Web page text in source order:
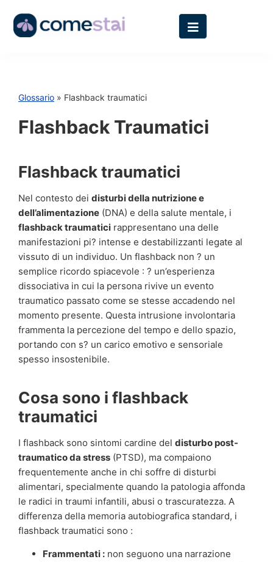
Glossario » Flashback traumatici
Flashback Traumatici
Flashback traumatici
Nel contesto dei disturbi della nutrizione e
dell’alimentazione (DNA) e della salute mentale, i
flashback traumatici rappresentano una delle
manifestazioni pi? intense e destabilizzanti legate al
vissuto di un individuo. Un flashback non ? un
semplice ricordo spiacevole : ? un’esperienza
dissociativa in cui la persona rivive un evento
traumatico passato come se stesse accadendo nel
momento presente. Questa intrusione involontaria
frammenta la percezione del tempo e dello spazio,
portando con s? un carico emotivo e sensoriale
spesso insostenibile.
Cosa sono i flashback
traumatici
I flashback sono sintomi cardine del disturbo post-
traumatico da stress (PTSD), ma compaiono
frequentemente anche in chi soffre di disturbi
alimentari, specialmente quando la patologia affonda
le radici in traumi infantili, abusi o trascuratezza. A
differenza della memoria autobiografica standard, i
flashback traumatici sono :
Frammentati : non seguono una narrazione